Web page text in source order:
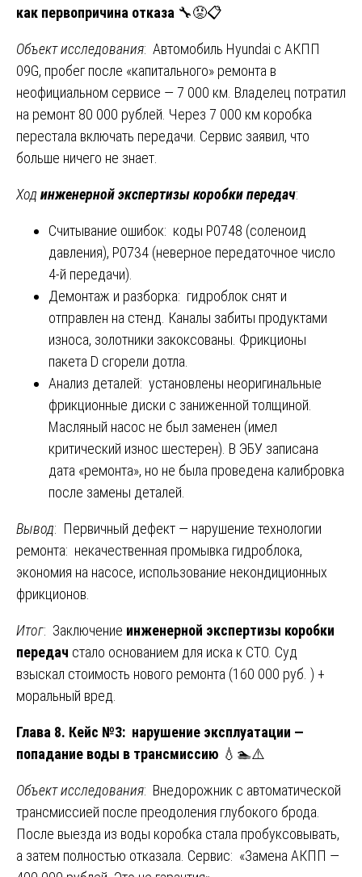
как первопричина отказа 🔧😡📋
Объект исследования: Автомобиль Hyundai с АКПП
09G, пробег после «капитального» ремонта в
неофициальном сервисе — 7 000 км. Владелец потратил
на ремонт 80 000 рублей. Через 7 000 км коробка
перестала включать передачи. Сервис заявил, что
больше ничего не знает.
Ход инженерной экспертизы коробки передач:
Считывание ошибок: коды P0748 (соленоид
давления), P0734 (неверное передаточное число
4-й передачи).
Демонтаж и разборка: гидроблок снят и
отправлен на стенд. Каналы забиты продуктами
износа, золотники закоксованы. Фрикционы
пакета D сгорели дотла.
Анализ деталей: установлены неоригинальные
фрикционные диски с заниженной толщиной.
Масляный насос не был заменен (имел
критический износ шестерен). В ЭБУ записана
дата «ремонта», но не была проведена калибровка
после замены деталей.
Вывод: Первичный дефект — нарушение технологии
ремонта: некачественная промывка гидроблока,
экономия на насосе, использование некондиционных
фрикционов.
Итог: Заключение инженерной экспертизы коробки
передач стало основанием для иска к СТО. Суд
взыскал стоимость нового ремонта (160 000 руб. ) +
моральный вред.
Глава 8. Кейс №3: нарушение эксплуатации —
попадание воды в трансмиссию 💧🏊⚠️
Объект исследования: Внедорожник с автоматической
трансмиссией после преодоления глубокого брода.
После выезда из воды коробка стала пробуксовывать,
а затем полностью отказала. Сервис: «Замена АКПП —